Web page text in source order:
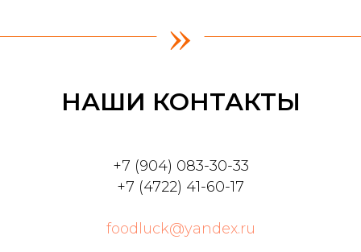
»
НАШИ КОНТАКТЫ
+7 (904) 083-30-33
+7 (4722) 41-60-17
foodluck@yandex.ru